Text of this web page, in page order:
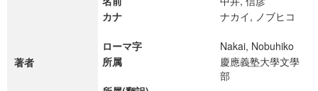
著者
カナ
ナカイ, ノブヒコ
ローマ字
Nakai, Nobuhiko
所属
慶應義塾大學文學
部